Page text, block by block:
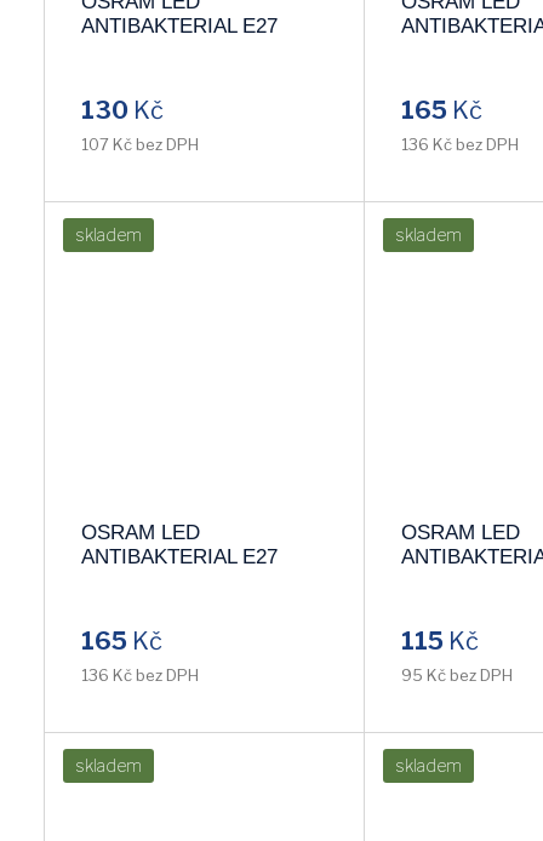
ANTIBAKTERIAL E27
130 Kč
107 Kč bez DPH
165 Kč
136 Kč bez DPH
skladem
OSRAM LED
ANTIBAKTERIAL E27
165 Kč
136 Kč bez DPH
skladem
OSRAM LED
115 Kč
95 Kč bez DPH
skladem skladem